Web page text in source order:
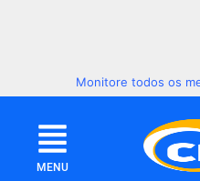
Monitore todos os
MENU